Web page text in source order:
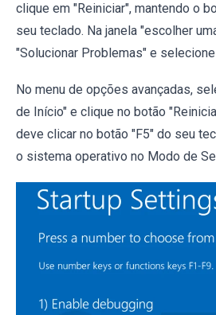
clique em "Reiniciar", mantendo o
seu teclado. Na janela "escolher
"Solucionar Problemas" e
No menu de opções avançadas,
de Início" e clique no botão
deve clicar no botão "F5" do seu
o sistema operativo no Modo de